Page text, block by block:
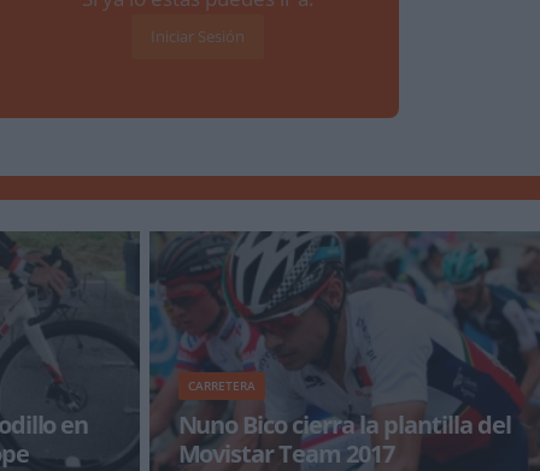
Iniciar Sesión
en
CARRETERA
Nuno Bico cierra la plantilla del
Movistar Team 2017